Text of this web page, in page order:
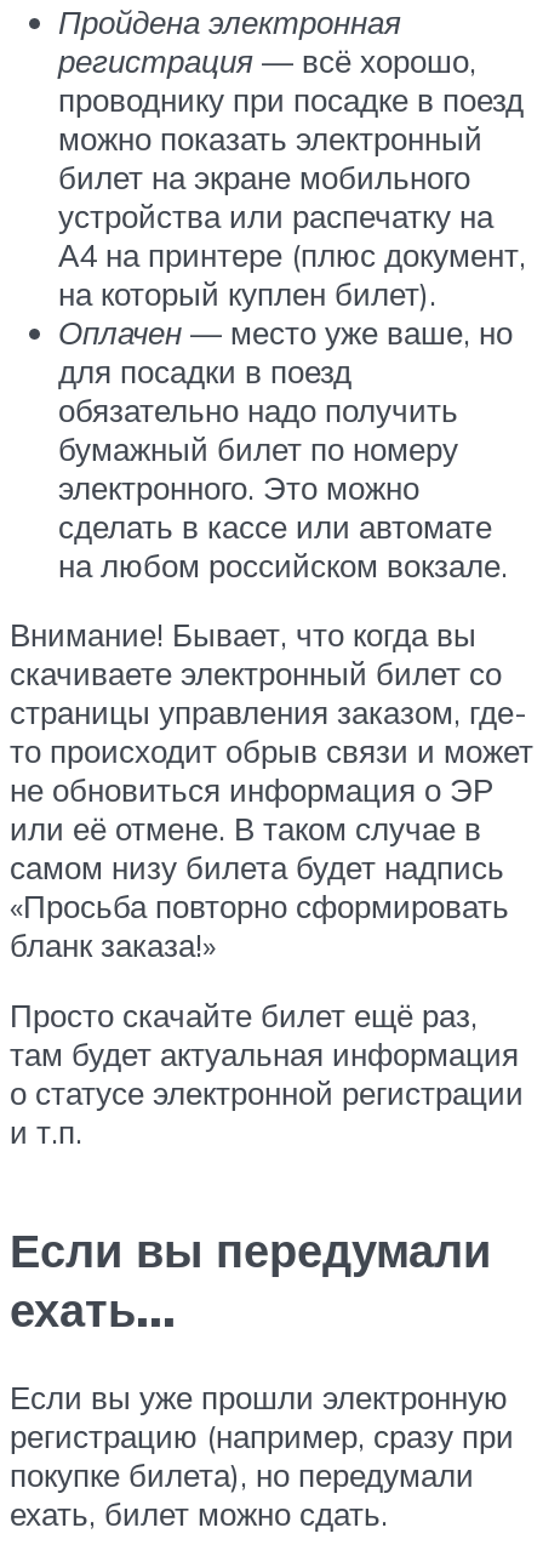
Пройдена электронная
регистрация — всё хорошо,
проводнику при посадке в поезд
можно показать электронный
билет на экране мобильного
устройства или распечатку на
А4 на принтере (плюс документ,
на который куплен билет).
Оплачен — место уже ваше, но
для посадки в поезд
обязательно надо получить
бумажный билет по номеру
электронного. Это можно
сделать в кассе или автомате
на любом российском вокзале.
Внимание! Бывает, что когда вы
скачиваете электронный билет со
страницы управления заказом, где-
то происходит обрыв связи и может
не обновиться информация о ЭР
или её отмене. В таком случае в
самом низу билета будет надпись
«Просьба повторно сформировать
бланк заказа!»
Просто скачайте билет ещё раз,
там будет актуальная информация
о статусе электронной регистрации
и т.п.
Если вы передумали
ехать…
Если вы уже прошли электронную
регистрацию (например, сразу при
покупке билета), но передумали
ехать, билет можно сдать.